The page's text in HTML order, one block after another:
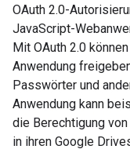
OAuth 2.0-
JavaScript-
Mit OAuth 2.0
Anwendung
Passwörter und
Anwendung kann
die Berechtigung
in ihren Google